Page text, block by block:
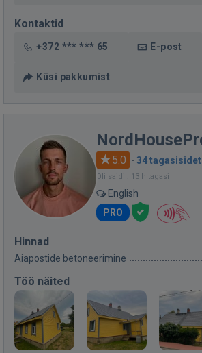
Kontaktid
+372 *** *** 65 E-post
Küsi pakkumist
5.0 · 34 tagasisidet
Oli saidil: 13 h tagasi
English
PRO
Hinnad
Aiapostide betoneerimine
Töö näited